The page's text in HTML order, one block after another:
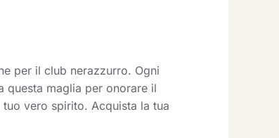
per il club nerazzurro. Ogni
questa maglia per onorare il
vero spirito. Acquista la tua